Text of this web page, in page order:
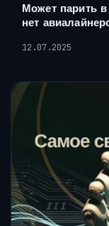
Может парить
нет
12.07.2025